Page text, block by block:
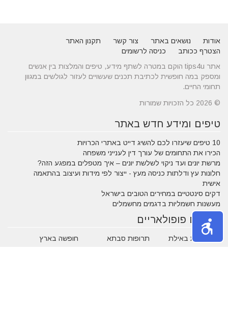
אודות נושאים באתר צור קשר
תקנון האתר
הצטרף ככותב
כניסה לרשומים
אתר tips4u הוקם במטרה לשתף מידע, טיפים והמלצות בין אנשים
ומספק במה חופשית לכתיבת תכנים שעשויים לעזור לגולשים במגוון
תחומי החיים.
© 2026 כל הזכויות שמורות
טיפים ומידע חדש באתר
10 טיפים שיעזרו לכם להשיג דייט באתרי הכרויות
הכירו את התחומים של עורך דין לענייני משפחה
מרשת יונים ועד ניקוי לשלשת יונים – איך מטפלים במפגע הזה?
חלונות עץ ודלתות כניסה מעץ - ייצור לפי מידות ועיצוב בהתאמה
אישית
דקים סינטטיים במחירים הטובים בישראל
מעשנות חשמליות בדגמים מחשמלים
נושאים פופולאריים
אטרקציות באילת תרופות סבתא
חופשה בארץ